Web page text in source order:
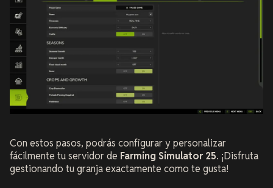
Con estos pasos, podrás configurar y personalizar
fácilmente tu servidor de Farming Simulator 25. ¡Disfruta
gestionando tu granja exactamente como te gusta!